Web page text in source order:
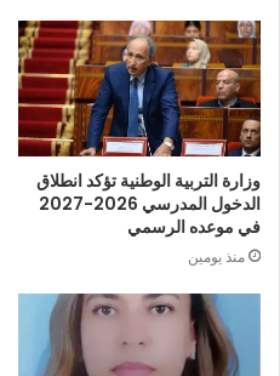
وزارة التربية الوطنية تؤكد انطلاق
الدخول المدرسي 2026-2027
في موعده الرسمي
منذ يومين